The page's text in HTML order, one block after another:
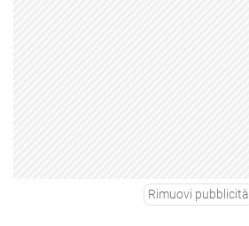
Rimuovi pubblicità